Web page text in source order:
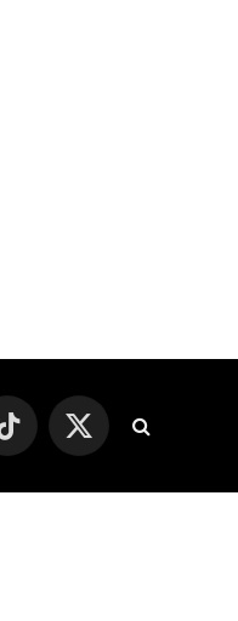
TikTok
X
(Twitter)